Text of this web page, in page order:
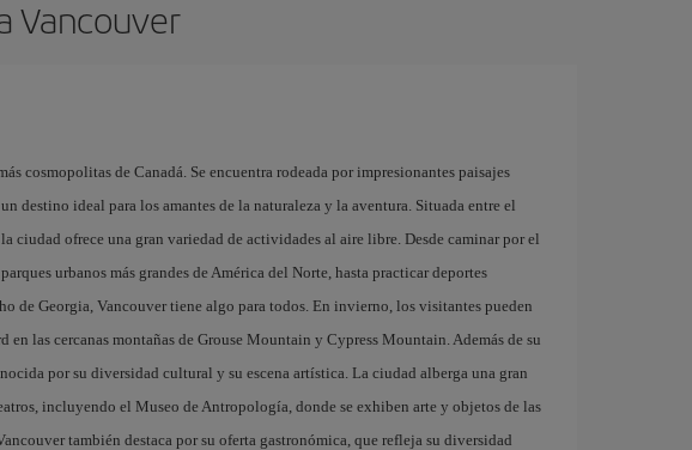
Vancouver
cosmopolitas de Canadá. Se encuentra rodeada por impresionantes paisajes
destino ideal para los amantes de la naturaleza y la aventura. Situada entre el
ciudad ofrece una gran variedad de actividades al aire libre. Desde caminar por el
urbanos más grandes de América del Norte, hasta practicar deportes
de Georgia, Vancouver tiene algo para todos. En invierno, los visitantes pueden
en las cercanas montañas de Grouse Mountain y Cypress Mountain. Además de su
por su diversidad cultural y su escena artística. La ciudad alberga una gran
incluyendo el Museo de Antropología, donde se exhiben arte y objetos de las
también destaca por su oferta gastronómica, que refleja su diversidad